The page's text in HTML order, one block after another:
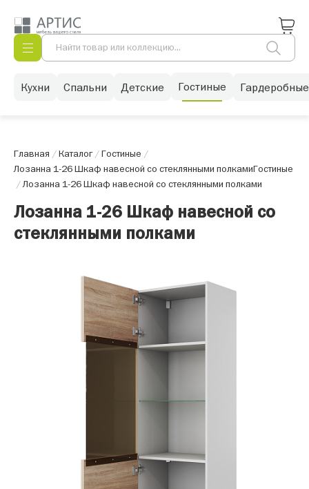
Кухни Спальни Детские Гостиные Гардеробные
Главная /Каталог/Гостиные /
Лозанна 1-26 Шкаф навесной со стеклянными полкамиГостиные
/Лозанна 1-26 Шкаф навесной со стеклянными полками
Лозанна 1-26 Шкаф навесной со
стеклянными полками